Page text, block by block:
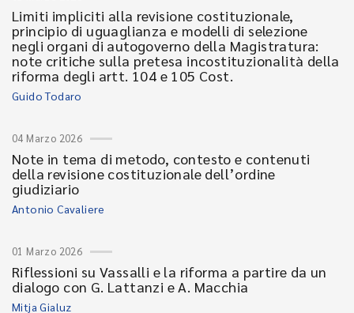
Limiti impliciti alla revisione costituzionale,
principio di uguaglianza e modelli di selezione
negli organi di autogoverno della Magistratura:
note critiche sulla pretesa incostituzionalità della
riforma degli artt. 104 e 105 Cost.
Guido Todaro
04 Marzo 2026
Note in tema di metodo, contesto e contenuti
della revisione costituzionale dell’ordine
giudiziario
Antonio Cavaliere
01 Marzo 2026
Riflessioni su Vassalli e la riforma a partire da un
dialogo con G. Lattanzi e A. Macchia
Mitja Gialuz